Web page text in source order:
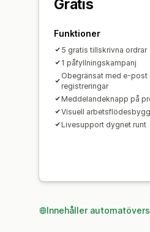
Gratis
Funktioner
5 gratis tillskrivna ordrar
1 påfyllningskampanj
Obegränsat med e-post
registreringar
Meddelandeknapp på
Visuell
Livesupport dygnet runt
Innehåller